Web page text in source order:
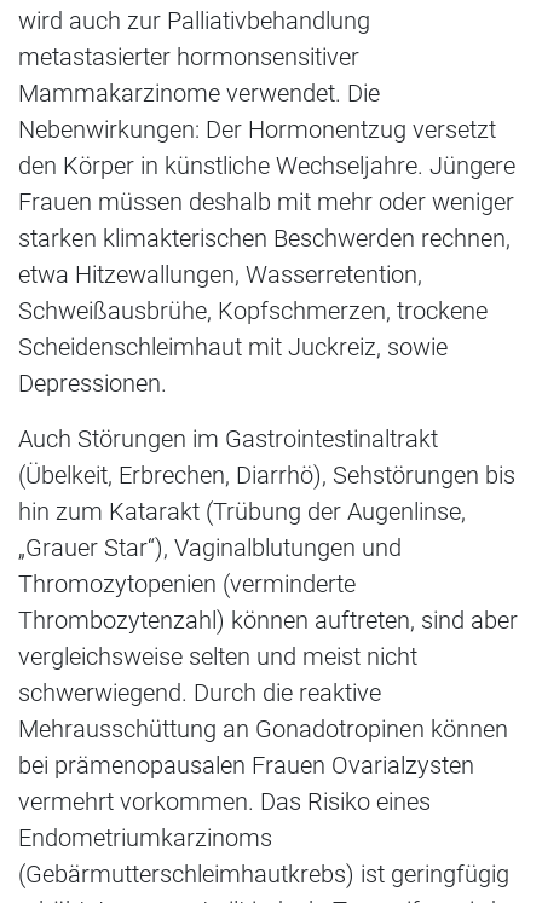
wird auch zur Palliativbehandlung
metastasierter hormonsensitiver
Mammakarzinome verwendet. Die
Nebenwirkungen: Der Hormonentzug versetzt
den Körper in künstliche Wechseljahre. Jüngere
Frauen müssen deshalb mit mehr oder weniger
starken klimakterischen Beschwerden rechnen,
etwa Hitzewallungen, Wasserretention,
Schweißausbrühe, Kopfschmerzen, trockene
Scheidenschleimhaut mit Juckreiz, sowie
Depressionen.
Auch Störungen im Gastrointestinaltrakt
(Übelkeit, Erbrechen, Diarrhö), Sehstörungen bis
hin zum Katarakt (Trübung der Augenlinse,
„Grauer Star“), Vaginalblutungen und
Thromozytopenien (verminderte
Thrombozytenzahl) können auftreten, sind aber
vergleichsweise selten und meist nicht
schwerwiegend. Durch die reaktive
Mehrausschüttung an Gonadotropinen können
bei prämenopausalen Frauen Ovarialzysten
vermehrt vorkommen. Das Risiko eines
Endometriumkarzinoms
(Gebärmutterschleimhautkrebs) ist geringfügig